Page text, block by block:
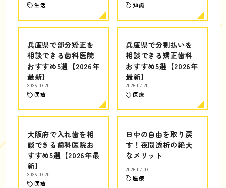
生活 知識
兵庫県で部分矯正を
相談できる歯科医院
おすすめ5選【2026年
最新】
2026.07.20
医療
兵庫県で分割払いを
相談できる矯正歯科
おすすめ5選【2026年
最新】
2026.07.20
医療
大阪府で入れ歯を相
談できる歯科医院お
すすめ5選【2026年最
新】
2026.07.20
医療
日中の自由を取り戻
す！夜間透析の絶大
なメリット
2026.07.07
医療